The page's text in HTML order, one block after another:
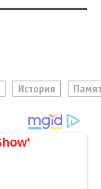
История